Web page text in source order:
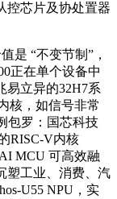
控芯片及协处置器
“不变节制”，
正在单个设备中
易立异的32H7系
核，如信号非常
包罗：国芯科技
RISC-V内核
MCU 可高效融
塑工业、消费、汽
U55 NPU，实